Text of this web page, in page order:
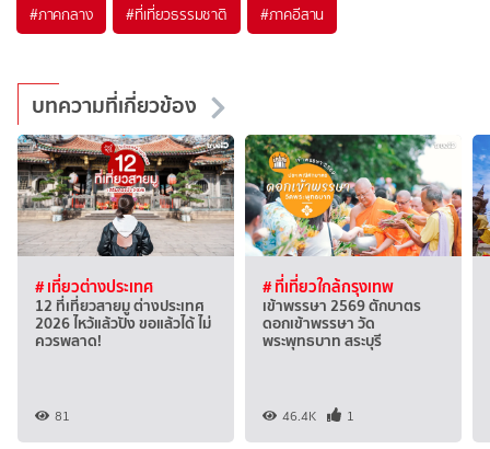
#ภาคกลาง #ที่เที่ยวธรรมชาติ #ภาคอีสาน
บทความที่เกี่ยวข้อง
# เที่ยวต่างประเทศ
12 ที่เที่ยวสายมู ต่างประเทศ
2026 ไหว้แล้วปัง ขอแล้วได้ ไม่
ควรพลาด!
81
# ที่เที่ยวใกล้กรุงเทพ
เข้าพรรษา 2569 ตักบาตร
ดอกเข้าพรรษา วัด
พระพุทธบาท สระบุรี
46.4K 1